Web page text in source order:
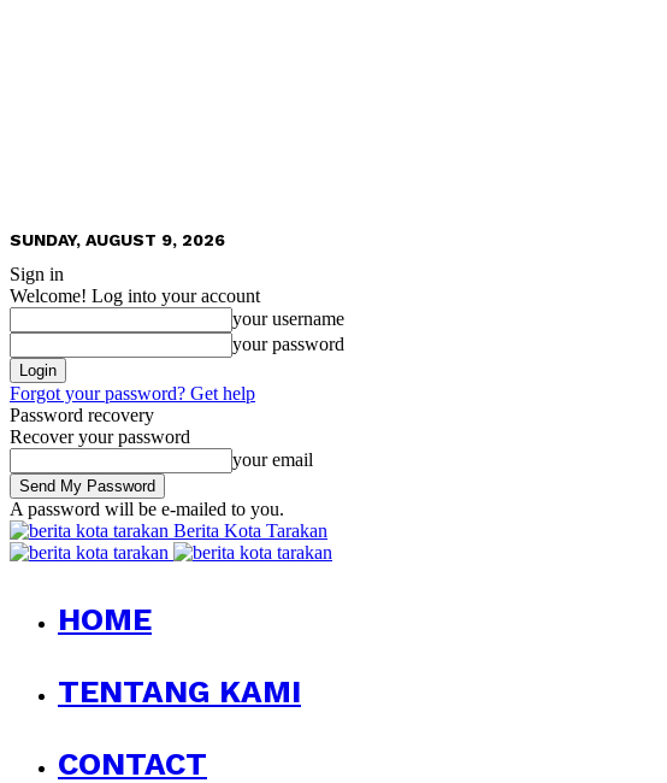
SUNDAY, AUGUST 9, 2026
Sign in
Welcome! Log into your account
your username
your password
Forgot your password? Get help
Password recovery
Recover your password
your email
A password will be e-mailed to you.
Berita Kota Tarakan
HOME
TENTANG KAMI
CONTACT